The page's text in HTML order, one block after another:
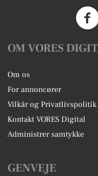
OM VORES
Om os
For annoncører
Vilkår og Privatlivspolitik
Kontakt VORES Digital
Administrer samtykke
GENVEJE